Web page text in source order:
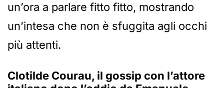
un’ora a parlare fitto fitto, mostrando
un’intesa che non è sfuggita agli occhi
più attenti.
Clotilde Courau, il gossip con l’attore